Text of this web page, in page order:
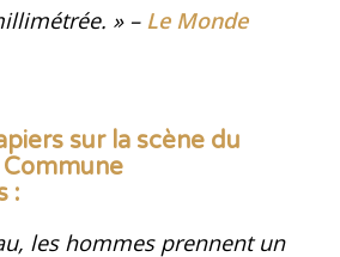
. » – Le Monde
sur la scène du
:
les hommes prennent un